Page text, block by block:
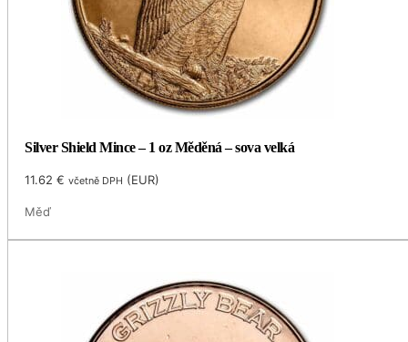
Silver Shield Mince – 1 oz Měděná – sova velká
11.62€ včetně DPH (EUR)
Měď